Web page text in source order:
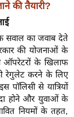
की तैयारी?
सवाल का जवाब देते
की योजनाओं के
ऑपरेटरों के खिलाफ
रेगुलेट करने के लिए
पॉलिसी से यात्रियों
होने और युवाओं के
नियमों के तहत,